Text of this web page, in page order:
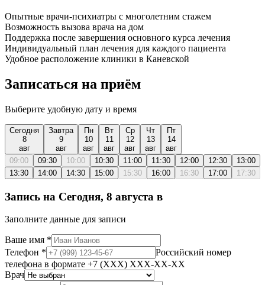
Опытные врачи-психиатры с многолетним стажем
Возможность вызова врача на дом
Поддержка после завершения основного курса лечения
Индивидуальный план лечения для каждого пациента
Удобное расположение клиники в Каневской
Записаться на приём
Выберите удобную дату и время
Сегодня
8
авг
Завтра
9
авг
Пн
10
авг
Вт
11
авг
Ср
12
авг
Чт
13
авг
Пт
14
авг
09:00
09:30 10:00 10:30 11:00 11:30 12:00 12:30
13:00
13:30
14:00 14:30 15:00 15:30 16:00 16:30 17:00 17:30
Запись на Сегодня, 8 августа в
Заполните данные для записи
Ваше имя *
Телефон *
Российский номер
телефона в формате +7 (XXX) XXX-XX-XX
Врач